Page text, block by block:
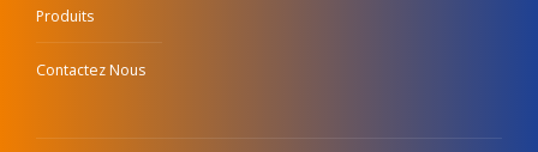
Produits
Contactez Nous